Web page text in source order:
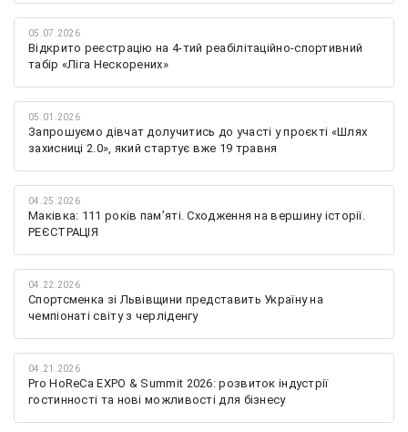
05.07.2026
Відкрито реєстрацію на 4-тий реабілітаційно-спортивний
табір «Ліга Нескорених»
05.01.2026
Запрошуємо дівчат долучитись до участі у проєкті «Шлях
захисниці 2.0», який стартує вже 19 травня
04.25.2026
Маківка: 111 років пам’яті. Сходження на вершину історії.
РЕЄСТРАЦІЯ
04.22.2026
Спортсменка зі Львівщини представить Україну на
чемпіонаті світу з черліденгу
04.21.2026
Pro HoReCa EXPO & Summit 2026: розвиток індустрії
гостинності та нові можливості для бізнесу